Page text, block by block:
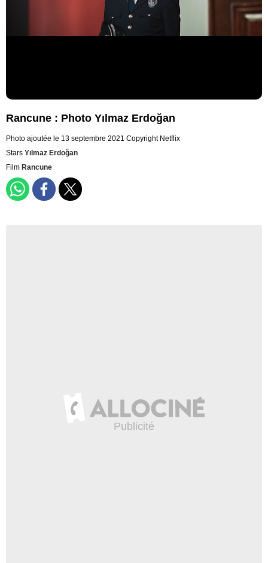
Rancune : Photo Yılmaz Erdoğan
Photo ajoutée le 13 septembre 2021 Copyright Netflix
Stars Yılmaz Erdoğan
Film Rancune